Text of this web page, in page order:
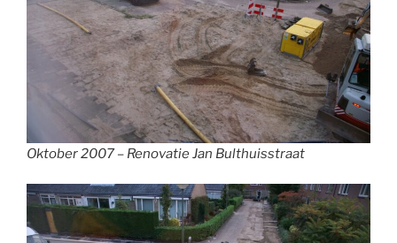
Oktober 2007 – Renovatie Jan Bulthuisstraat